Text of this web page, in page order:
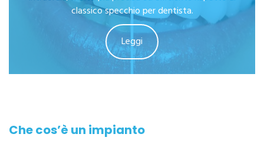
classico specchio per dentista.
Leggi
Che cos’è un impianto